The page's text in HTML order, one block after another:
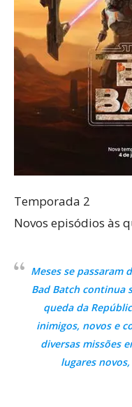
Temporada 2
Novos episódios às
Meses se passaram
Bad Batch continua
queda da
inimigos, novos e
diversas missões
lugares